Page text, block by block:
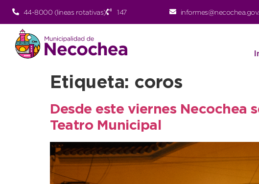
44-8000 (lineas rotativas) 147
Etiqueta: coros
Desde este viernes Necochea
Teatro Municipal